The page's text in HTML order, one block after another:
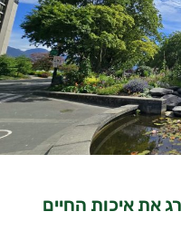
את איכות החיים